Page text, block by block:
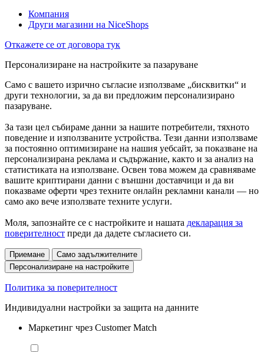
Компания
Други магазини на NiceShops
Откажете се от договора тук
Персонализиране на настройките за пазаруване
Само с вашето изрично съгласие използваме „бисквитки“ и
други технологии, за да ви предложим персонализирано
пазаруване.
За тази цел събираме данни за нашите потребители, тяхното
поведение и използваните устройства. Тези данни използваме
за постоянно оптимизиране на нашия уебсайт, за показване на
персонализирана реклама и съдържание, както и за анализ на
статистиката на използване. Освен това можем да сравняваме
вашите криптирани данни с външни доставчици и да ви
показваме оферти чрез техните онлайн рекламни канали — но
само ако вече използвате техните услуги.
Моля, запознайте се с настройките и нашата декларация за
поверителност преди да дадете съгласието си.
Приемане
Само задължителните
Персонализиране на настройките
Политика за поверителност
Индивидуални настройки за защита на данните
Маркетинг чрез Customer Match